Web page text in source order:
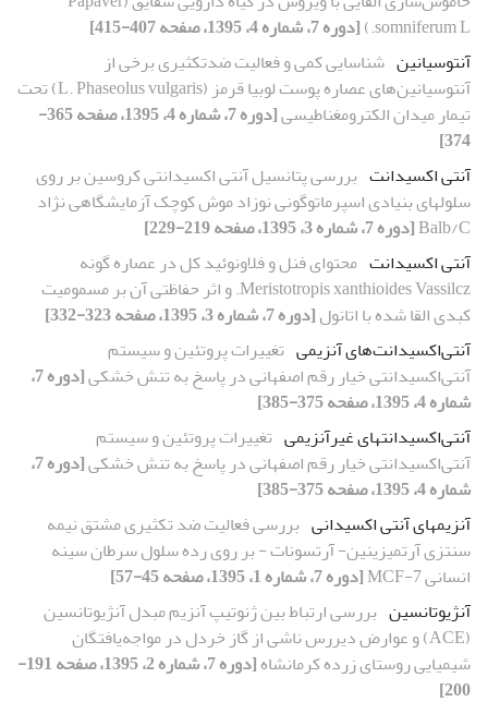
somniferum L.) [دوره 7، شماره 4، 1395، صفحه 407-415]
آنتوسیانین شناسایی کمی و فعالیت ضدتکثیری برخی از
آنتوسیانین‌های عصاره پوست لوبیا قرمز (L. Phaseolus vulgaris) تحت
تیمار میدان الکترومغناطیسی
[دوره 7، شماره 4، 1395، صفحه 365-
374]
آنتی اکسیدانت بررسی پتانسیل آنتی اکسیدانتی کروسین بر روی
سلول‏های بنیادی اسپرماتوگونی نوزاد موش کوچک آزمایشگاهی نژاد
Balb/C[دوره 7، شماره 3، 1395، صفحه 219-229]
آنتی اکسیدانت محتوای فنل و فلاونوئید کل در عصاره‌ گونه
Meristotropis xanthioides Vassilcz. و اثر حفاظتی آن بر مسمومیت
کبدی القا شده با اتانول[دوره 7، شماره 3، 1395، صفحه 323-332]
آنتی‌اکسیدانت‌های آنزیمی تغییرات پروتئین و سیستم
آنتی‌اکسیدانتی خیار‌ رقم اصفهانی در پاسخ به تنش خشکی
[دوره 7،
شماره 4، 1395، صفحه 375-385]
آنتی‌اکسیدانت‏های غیرآنزیمی تغییرات پروتئین و سیستم
آنتی‌اکسیدانتی خیار‌ رقم اصفهانی در پاسخ به تنش خشکی
[دوره 7،
شماره 4، 1395، صفحه 375-385]
آنزیم­های آنتی اکسیدانی بررسی فعالیت‌ ضد تکثیری مشتق نیمه
سنتزی آرتمیزینین- آرتسونات - بر روی رده سلول سرطان سینه
انسانی MCF-7
[دوره 7، شماره 1، 1395، صفحه 45-57]
آنژیوتانسین بررسی ارتباط بین ژنوتیپ آنزیم مبدل آنژیوتانسین
(ACE) و عوارض دیررس ناشی از گاز خردل در مواجه‌‌یافتگان
شیمیایی روستای زرده کرمانشاه
[دوره 7، شماره 2، 1395، صفحه 191-
200]